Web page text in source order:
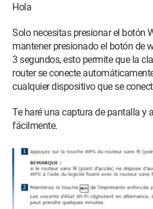
Hola
Solo necesitas presionar el botón
mantener presionado el botón de
3 segundos, esto permite que la
router se conecte
cualquier dispositivo que se
Te haré una captura de pantalla y
fácilmente.